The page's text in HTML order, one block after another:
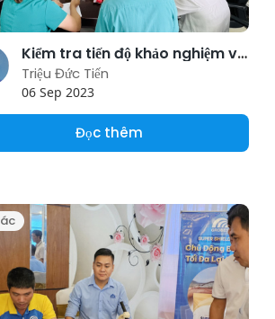
Kiểm tra tiến độ khảo nghiệm vacxin dịch tả lợn Châu Phi DACOVAC-ASF2
Triệu Đức Tiến
06 Sep 2023
Đọc thêm